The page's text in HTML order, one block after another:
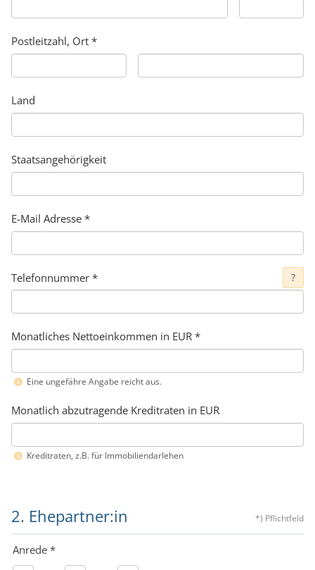
Postleitzahl, Ort *
Land
Staatsangehörigkeit
E-Mail Adresse *
Telefonnummer * ?
Monatliches Nettoeinkommen in EUR *
Eine ungefähre Angabe reicht aus.
Monatlich abzutragende Kreditraten in EUR
Kreditraten, z.B. für Immobiliendarlehen
2. Ehepartner:in *) Pflichtfeld
Anrede *